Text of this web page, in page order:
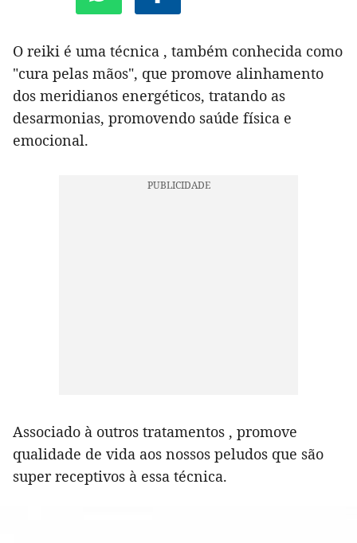
O reiki é uma técnica , também conhecida como
"cura pelas mãos", que promove alinhamento
dos meridianos energéticos, tratando as
desarmonias, promovendo saúde física e
emocional.
Associado à outros tratamentos , promove
qualidade de vida aos nossos peludos que são
super receptivos à essa técnica.